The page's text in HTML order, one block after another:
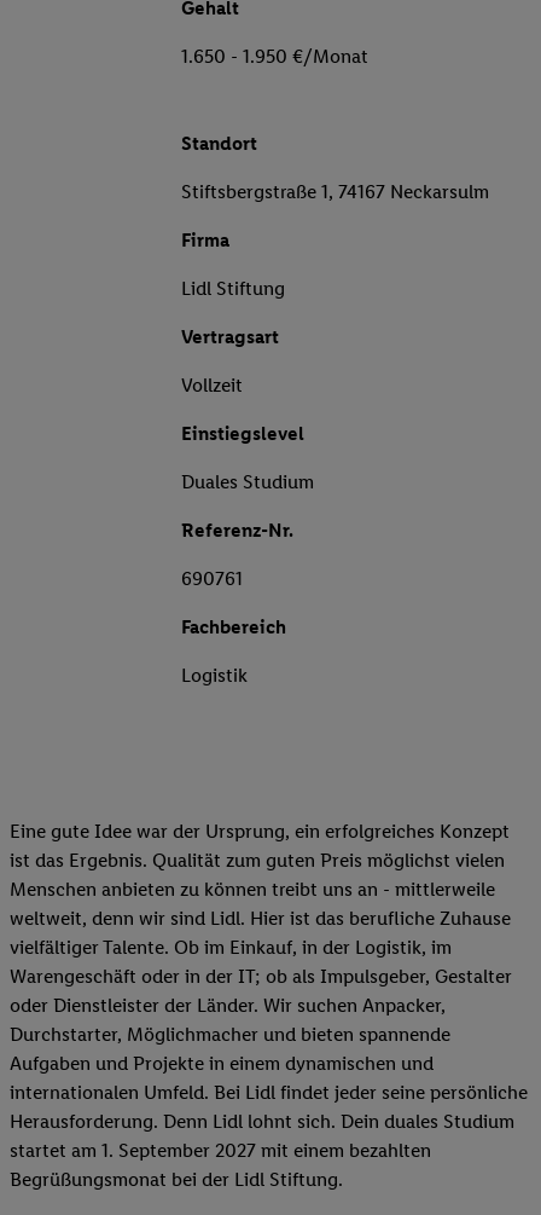
Gehalt
1.650 - 1.950 €/Monat
Standort
Stiftsbergstraße 1, 74167 Neckarsulm
Firma
Lidl Stiftung
Vertragsart
Vollzeit
Einstiegslevel
Duales Studium
Referenz-Nr.
690761
Fachbereich
Logistik
Eine gute Idee war der Ursprung, ein erfolgreiches Konzept
ist das Ergebnis. Qualität zum guten Preis möglichst vielen
Menschen anbieten zu können treibt uns an - mittlerweile
weltweit, denn wir sind Lidl. Hier ist das berufliche Zuhause
vielfältiger Talente. Ob im Einkauf, in der Logistik, im
Warengeschäft oder in der IT; ob als Impulsgeber, Gestalter
oder Dienstleister der Länder. Wir suchen Anpacker,
Durchstarter, Möglichmacher und bieten spannende
Aufgaben und Projekte in einem dynamischen und
internationalen Umfeld. Bei Lidl findet jeder seine persönliche
Herausforderung. Denn Lidl lohnt sich. Dein duales Studium
startet am 1. September 2027 mit einem bezahlten
Begrüßungsmonat bei der Lidl Stiftung.